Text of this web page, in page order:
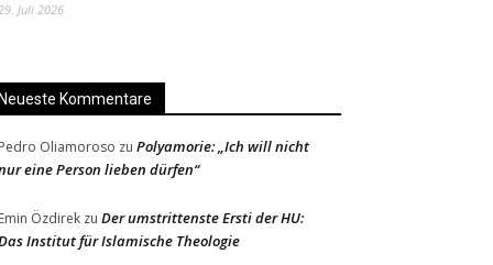
Juli 2026
Neueste Kommentare
Pedro Oliamoroso zu Polyamorie: „Ich will nicht
eine Person lieben dürfen“
Emin Özdirek zu Der umstrittenste Ersti der HU:
Institut für Islamische Theologie